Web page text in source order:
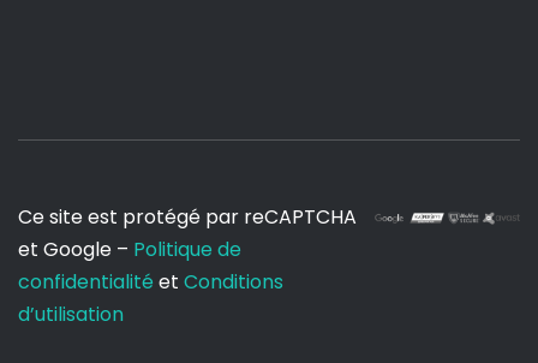
Ce site est protégé par reCAPTCHA
et Google – Politique de
confidentialité et Conditions
d’utilisation